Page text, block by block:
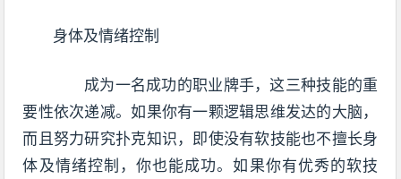
身体及情绪控制
成为一名成功的职业牌手，这三种技能的重
要性依次递减。如果你有一颗逻辑思维发达的大脑，
而且努力研究扑克知识，即使没有软技能也不擅长身
体及情绪控制，你也能成功。如果你有优秀的软技